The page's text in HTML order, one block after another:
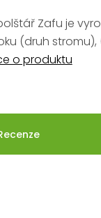
Zafu je
(druh
o produktu